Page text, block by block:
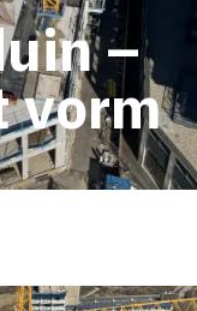
–
vorm